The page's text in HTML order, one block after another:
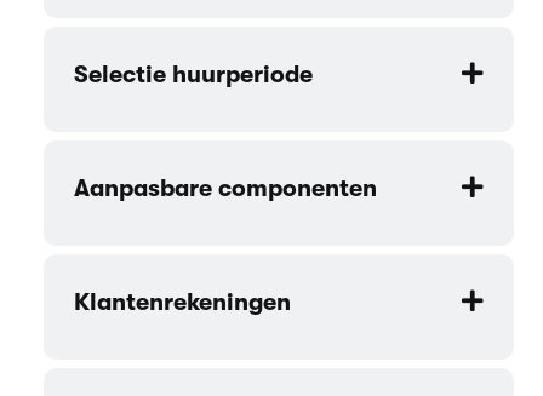
Selectie huurperiode
Aanpasbare componenten
Klantenrekeningen